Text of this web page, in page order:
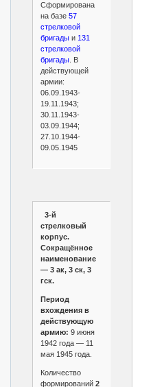
Сформирована
на базе 57
стрелковой
бригадыи 131
стрелковой
бригады. В
действующей
армии:
06.09.1943-
19.11.1943;
30.11.1943-
03.09.1944;
27.10.1944-
09.05.1945
3-й
стрелковый
корпус.
Сокращённое
наименование
— 3 ак, 3 ск, 3
гск.
Период
вхождения в
действующую
армию: 9 июня
1942 года — 11
мая 1945 года.
Количество
формирований 2